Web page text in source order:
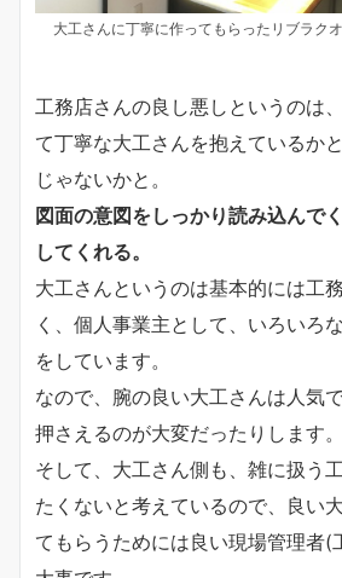
大工さんに丁寧に作ってもらったリブラク
工務店さんの良し悪しというのは
て丁寧な大工さんを抱えているか
じゃないかと。
図面の意図をしっかり読み込んで
してくれる。
大工さんというのは基本的には工
く、個人事業主として、いろいろ
をしています。
なので、腕の良い大工さんは人気
押さえるのが大変だったりします。
そして、大工さん側も、雑に扱う
たくないと考えているので、良い
てもらうためには良い現場管理者(